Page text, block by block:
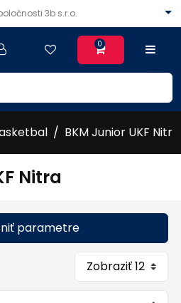
3b s.r.o.
0
BKM Junior UKF Nitra
Nitra
parametre